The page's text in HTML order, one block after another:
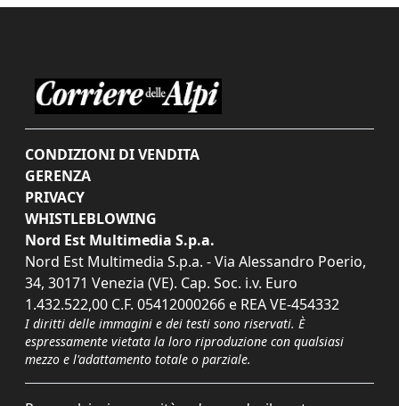
CONDIZIONI DI VENDITA
GERENZA
PRIVACY
WHISTLEBLOWING
Nord Est Multimedia S.p.a.
Nord Est Multimedia S.p.a. - Via Alessandro Poerio,
34, 30171 Venezia (VE). Cap. Soc. i.v. Euro
1.432.522,00 C.F. 05412000266 e REA VE-454332
I diritti delle immagini e dei testi sono riservati. È
espressamente vietata la loro riproduzione con qualsiasi
mezzo e l'adattamento totale o parziale.